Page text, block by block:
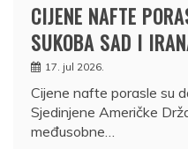
CIJENE NAFTE
SUKOBA SAD I
17. jul 2026.
Cijene nafte porasle su
Sjedinjene Američke
međusobne…